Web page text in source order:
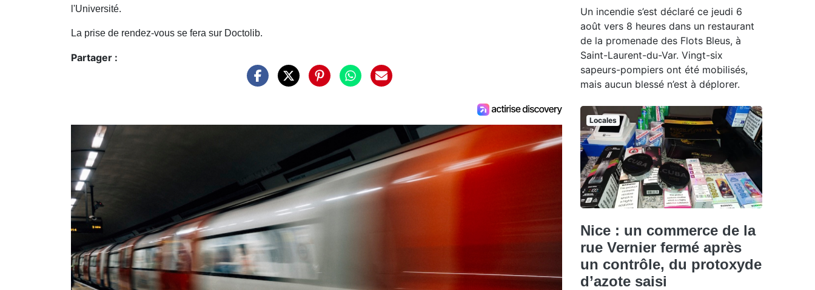
l'Université.
La prise de rendez-vous se fera sur Doctolib.
Partager :
Un incendie s’est déclaré ce jeudi 6
août vers 8 heures dans un restaurant
de la promenade des Flots Bleus, à
Saint-Laurent-du-Var. Vingt-six
sapeurs-pompiers ont été mobilisés,
mais aucun blessé n’est à déplorer.
Locales
Nice : un commerce de la
rue Vernier fermé après
un contrôle, du protoxyde
d’azote saisi